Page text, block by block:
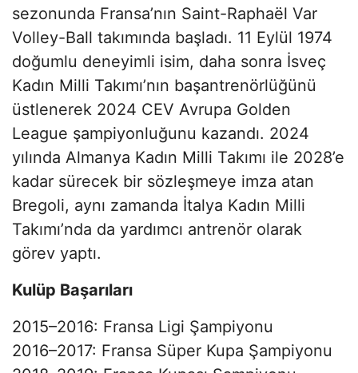
sezonunda Fransa’nın Saint-Raphaël Var
Volley-Ball takımında başladı. 11 Eylül 1974
doğumlu deneyimli isim, daha sonra İsveç
Kadın Milli Takımı’nın başantrenörlüğünü
üstlenerek 2024 CEV Avrupa Golden
League şampiyonluğunu kazandı. 2024
yılında Almanya Kadın Milli Takımı ile 2028’e
kadar sürecek bir sözleşmeye imza atan
Bregoli, aynı zamanda İtalya Kadın Milli
Takımı’nda da yardımcı antrenör olarak
görev yaptı.
Kulüp Başarıları
2015–2016: Fransa Ligi Şampiyonu
2016–2017: Fransa Süper Kupa Şampiyonu